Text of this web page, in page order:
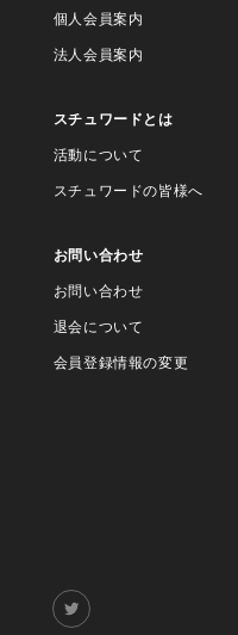
個人会員案内
法人会員案内
スチュワードとは
活動について
スチュワードの皆様へ
お問い合わせ
お問い合わせ
退会について
会員登録情報の変更